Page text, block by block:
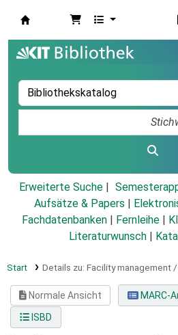
Erweiterte Suche
Aufsätze & Papers
Fachdatenbanken
Fernleihe
Literaturwunsch
Start Details zu: Facility management /
Normale Ansicht
MARC-
ISBD